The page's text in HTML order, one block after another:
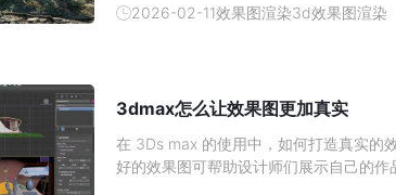
加速对于使用 CR 渲染器的设计师而言
2026-02-11效果图渲染3d效果图渲染
3dmax怎么让效果图更加真实
在 3Ds max 的使用中，如何打造真实的
好的效果图可帮助设计师们展示自己的作